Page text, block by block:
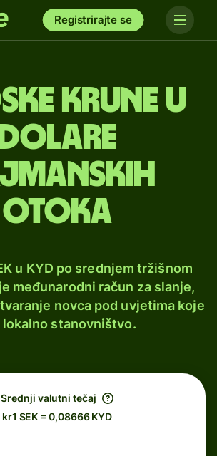
Registrirajte se
krune u
dolare
otoka
u KYD po srednjem tržišnom
međunarodni račun za slanje,
novca pod uvjetima koje
lokalno stanovništvo.
Srednji valutni tečaj
kr1 SEK = 0,08666 KYD